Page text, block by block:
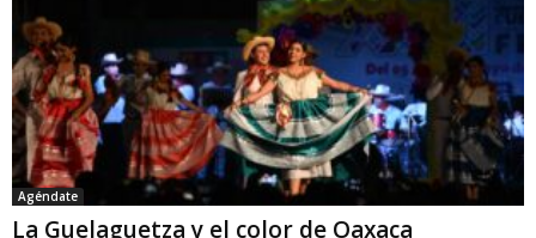
Agéndate
La Guelaguetza y el color de Oaxaca